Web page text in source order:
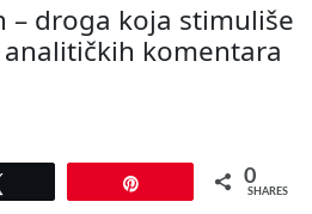
– droga koja stimuliše
komentara
0
SHARES